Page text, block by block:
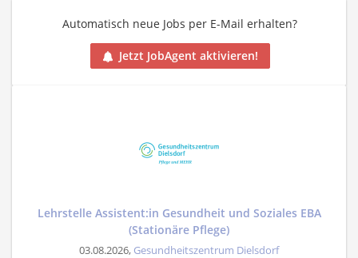
Automatisch neue Jobs per E-Mail erhalten?
Jetzt JobAgent aktivieren!
Lehrstelle Assistent:in Gesundheit und Soziales EBA
(Stationäre Pflege)
03.08.2026, Gesundheitszentrum Dielsdorf